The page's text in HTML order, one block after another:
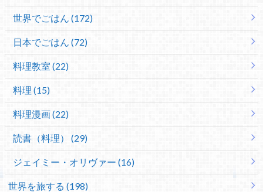
世界でごはん (172)
日本でごはん (72)
料理教室 (22)
料理 (15)
料理漫画 (22)
読書（料理） (29)
ジェイミー・オリヴァー (16)
世界を旅する (198)